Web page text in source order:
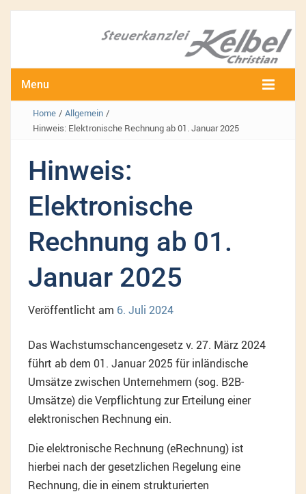
Menu
Home / Allgemein /
Hinweis: Elektronische Rechnung ab 01. Januar 2025
Hinweis:
Elektronische
Rechnung ab 01.
Januar 2025
Veröffentlicht am 6. Juli 2024
Das Wachstumschancengesetz v. 27. März 2024
führt ab dem 01. Januar 2025 für inländische
Umsätze zwischen Unternehmern (sog. B2B-
Umsätze) die Verpflichtung zur Erteilung einer
elektronischen Rechnung ein.
Die elektronische Rechnung (eRechnung) ist
hierbei nach der gesetzlichen Regelung eine
Rechnung, die in einem strukturierten